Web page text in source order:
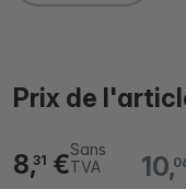
Prix de
10,
8,31 €Sans
TVA